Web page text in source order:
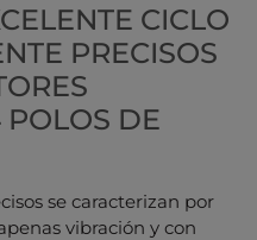
CICLO
PRECISOS
POLOS DE
se caracterizan por
vibración y con